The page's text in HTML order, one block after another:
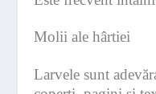
Molii ale hârtiei
Larvele sunt